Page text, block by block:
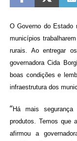
O Governo do Estado
municípios
rurais. Ao entregar
governadora Cida
boas condições e
infraestrutura dos
“Há mais
produtos. Temos que
afirmou a